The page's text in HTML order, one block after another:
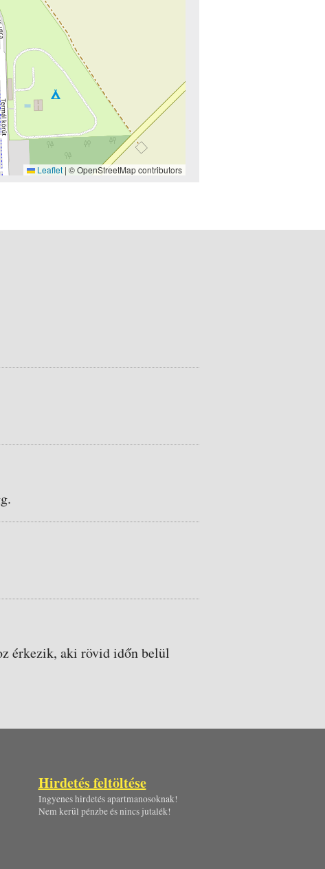
Leaflet | © OpenStreetMap contributors
érkezik, aki rövid időn belül
Hirdetés feltöltése
Ingyenes hirdetés apartmanosoknak!
Nem kerül pénzbe és nincs jutalék!